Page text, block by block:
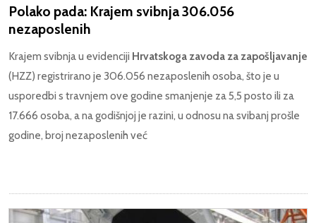
Polako pada: Krajem svibnja 306.056
nezaposlenih
Krajem svibnja u evidenciji Hrvatskoga zavoda za zapošljavanje
(HZZ) registrirano je 306.056 nezaposlenih osoba, što je u
usporedbi s travnjem ove godine smanjenje za 5,5 posto ili za
17.666 osoba, a na godišnjoj je razini, u odnosu na svibanj prošle
godine, broj nezaposlenih već